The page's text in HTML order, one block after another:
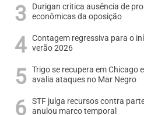
Durigan critica ausência de
econômicas da oposição
Contagem regressiva para o
verão 2026
Trigo se recupera em Chicago
avalia ataques no Mar Negro
STF julga recursos contra
anulou marco temporal